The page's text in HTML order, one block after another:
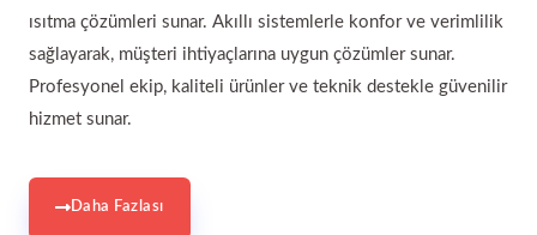
ısıtma çözümleri sunar. Akıllı sistemlerle konfor ve verimlilik
sağlayarak, müşteri ihtiyaçlarına uygun çözümler sunar.
Profesyonel ekip, kaliteli ürünler ve teknik destekle güvenilir
hizmet sunar.
Daha Fazlası